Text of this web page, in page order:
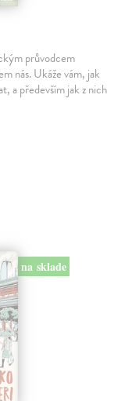
průvodcem
nás. Ukáže vám, jak
a především jak z nich
na sklade